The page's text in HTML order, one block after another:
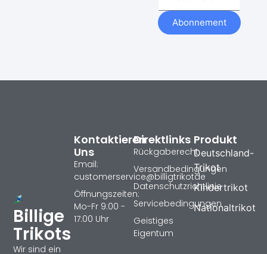
Abonnement
Billige
Trikots
Wir sind ein
Produkt
Deutschland-
Trikot
Kindertrikot
Nationaltrikot
Direktlinks
Rückgaberecht
Versandbedingungen
Datenschutzrichtlinie
Servicebedingungen
Geistiges
Eigentum
Kontaktieren
Uns
Email:
customerservice@billigtrikotde
Öffnungszeiten:
Mo-Fr 9:00 -
17:00 Uhr